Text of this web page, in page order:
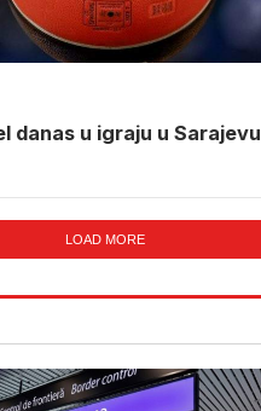
danas u igraju u Sarajevu
LOAD MORE